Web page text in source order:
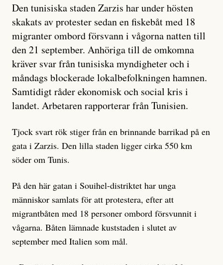
Den tunisiska staden Zarzis har under hösten
skakats av protester sedan en fiskebåt med 18
migranter ombord försvann i vågorna natten till
den 21 september. Anhöriga till de omkomna
kräver svar från tunisiska myndigheter och i
måndags blockerade lokalbefolkningen hamnen.
Samtidigt råder ekonomisk och social kris i
landet. Arbetaren rapporterar från Tunisien.
Tjock svart rök stiger från en brinnande barrikad på en
gata i Zarzis. Den lilla staden ligger cirka 550 km
söder om Tunis.
På den här gatan i Souihel-distriktet har unga
människor samlats för att protestera, efter att
migrantbåten med 18 personer ombord försvunnit i
vågarna. Båten lämnade kuststaden i slutet av
september med Italien som mål.